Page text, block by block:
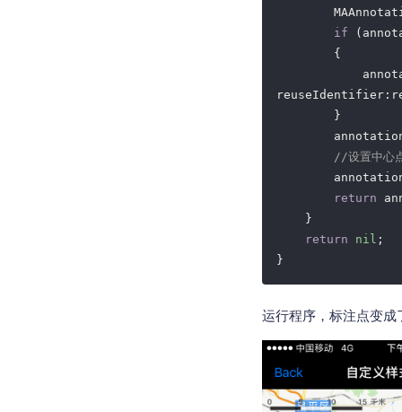
if
        {
        }
//设置中心
return
    }
return
nil ;
运行程序，标注点变